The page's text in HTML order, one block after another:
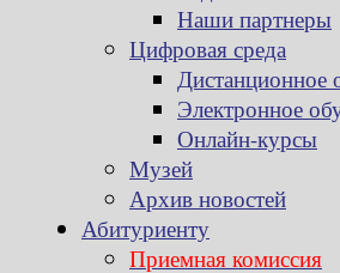
Наши партнеры
Цифровая среда
Дистанционное
Электронное
Онлайн-курсы
Музей
Архив новостей
Абитуриенту
Приемная комиссия